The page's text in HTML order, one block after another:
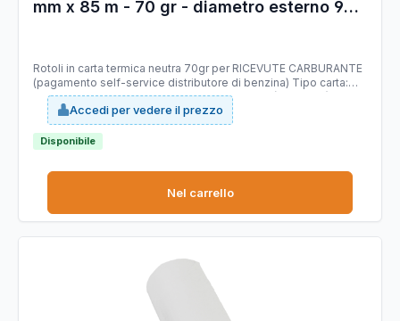
mm x 85 m - 70 gr - diametro esterno 90
Rotoli in carta termica neutra 70gr per RICEVUTE CARBURANTE
(pagamento self-service distributore di benzina) Tipo carta:
termica Mitsubishi T7046 priva di bisfenolo A (BPA FREE),
stabilità immagine 10 anni, certificata FSC. Larghezza 59,5 mm.
Lunghezza 85 mt (+/-1%). Diametro esterno rotolo 90 mm.
Anima 18 mm. Grammatura 70g/m2 (+/-3%).
Accedi per vedere il prezzo
Disponibile
Nel carrello